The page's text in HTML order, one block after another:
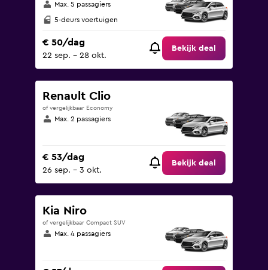
Max. 5 passagiers
5-deurs voertuigen
€ 50/dag
22 sep. - 28 okt.
Bekijk deal
Renault Clio
of vergelijkbaar Economy
Max. 2 passagiers
€ 53/dag
26 sep. - 3 okt.
Bekijk deal
Kia Niro
of vergelijkbaar Compact SUV
Max. 4 passagiers